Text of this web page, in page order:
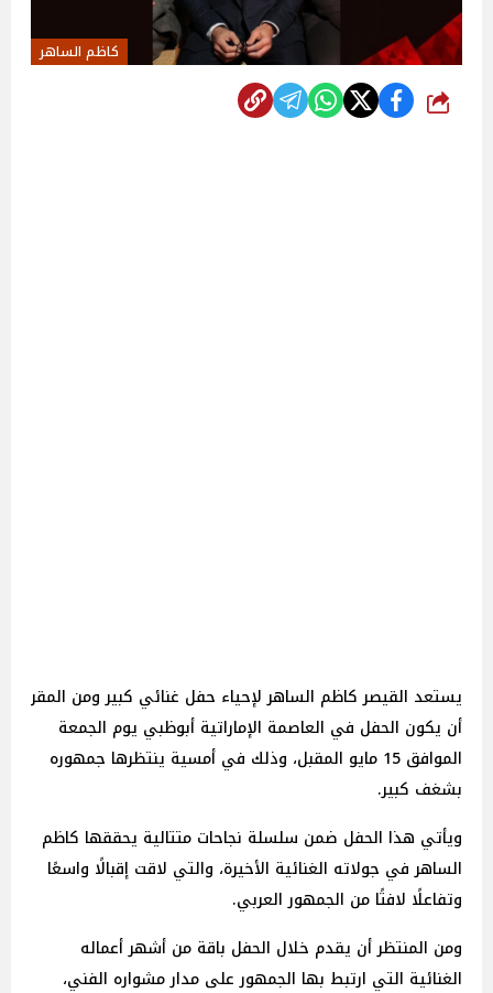
كاظم الساهر
شارك
يستعد القيصر كاظم الساهر لإحياء حفل غنائي كبير ومن المقر
أن يكون الحفل في العاصمة الإماراتية أبوظبي يوم الجمعة
الموافق 15 مايو المقبل، وذلك في أمسية ينتظرها جمهوره
بشغف كبير.
ويأتي هذا الحفل ضمن سلسلة نجاحات متتالية يحققها كاظم
الساهر في جولاته الغنائية الأخيرة، والتي لاقت إقبالًا واسعًا
وتفاعلًا لافتًا من الجمهور العربي.
ومن المنتظر أن يقدم خلال الحفل باقة من أشهر أعماله
الغنائية التي ارتبط بها الجمهور على مدار مشواره الفني،